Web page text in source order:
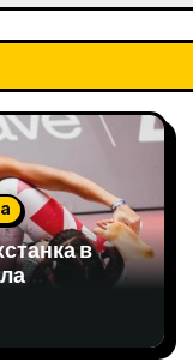
в
и